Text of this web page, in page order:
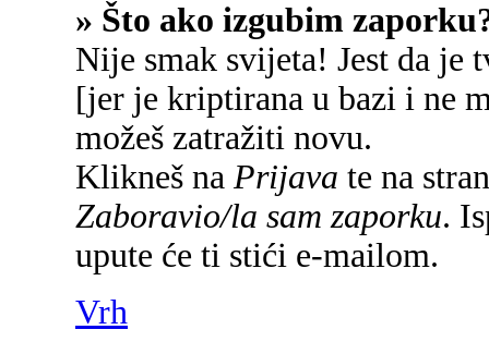
» Što ako izgubim
Nije smak svijeta! Jest da je
[jer je kriptirana u bazi i ne
možeš zatražiti novu.
Klikneš na Prijava te na
Zaboravio/la sam zaporku.
upute će ti stići e-mailom.
Vrh